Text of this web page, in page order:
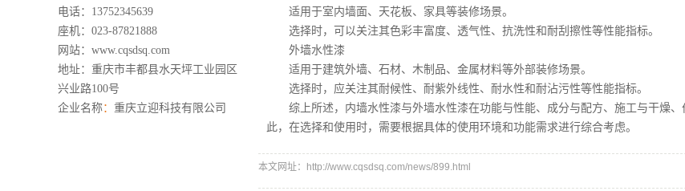
电话：13752345639
座机：023-87821888
网站： www.cqsdsq.com
地址：重庆市丰都县水天坪工业园区
兴业路100号
企业名称： 重庆立迎科技有限公司
适用于室内墙面、天花板、家具等装修场景。
选择时，可以关注其色彩丰富度、透气性、抗洗性和耐刮擦性等性能指标。
外墙水性漆
适用于建筑外墙、石材、木制品、金属材料等外部装修场景。
选择时，应关注其耐候性、耐紫外线性、耐水性和耐沾污性等性能指标。
综上所述，内墙水性漆与外墙水性漆在功能与性能、成分与配方、施工与干燥、
此，在选择和使用时，需要根据具体的使用环境和功能需求进行综合考虑。
本文网址：http://www.cqsdsq.com/news/899.html